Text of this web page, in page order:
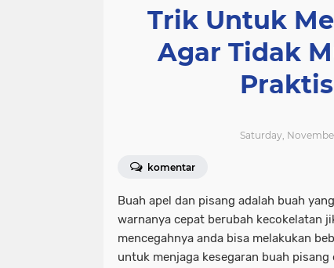
Trik Untuk
Agar Tidak
Saturday,
komentar
Buah apel dan pisang adalah buah
warnanya cepat berubah kecokelatan
mencegahnya anda bisa melakukan
untuk menjaga kesegaran buah